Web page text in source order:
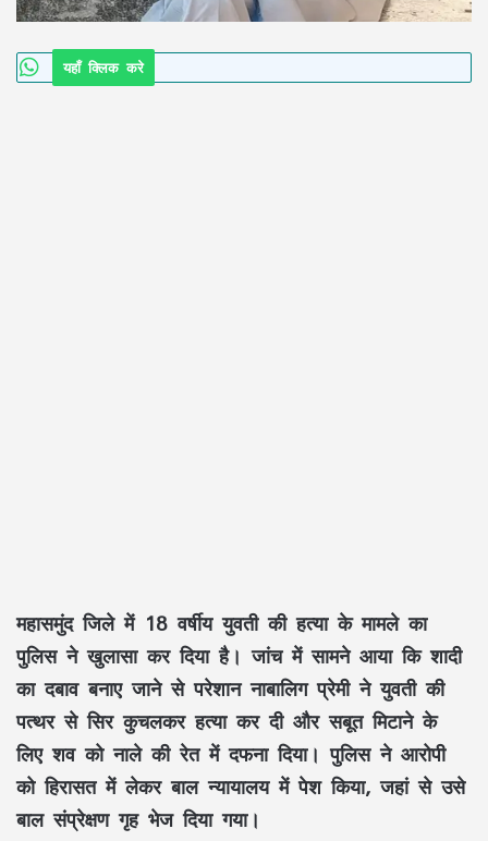
यहाँ क्लिक करे
महासमुंद जिले में 18 वर्षीय युवती की हत्या के मामले का
पुलिस ने खुलासा कर दिया है। जांच में सामने आया कि शादी
का दबाव बनाए जाने से परेशान नाबालिग प्रेमी ने युवती की
पत्थर से सिर कुचलकर हत्या कर दी और सबूत मिटाने के
लिए शव को नाले की रेत में दफना दिया। पुलिस ने आरोपी
को हिरासत में लेकर बाल न्यायालय में पेश किया, जहां से उसे
बाल संप्रेक्षण गृह भेज दिया गया।